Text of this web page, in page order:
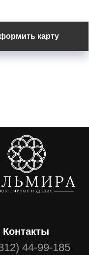
карту
Контакты
44-99-185